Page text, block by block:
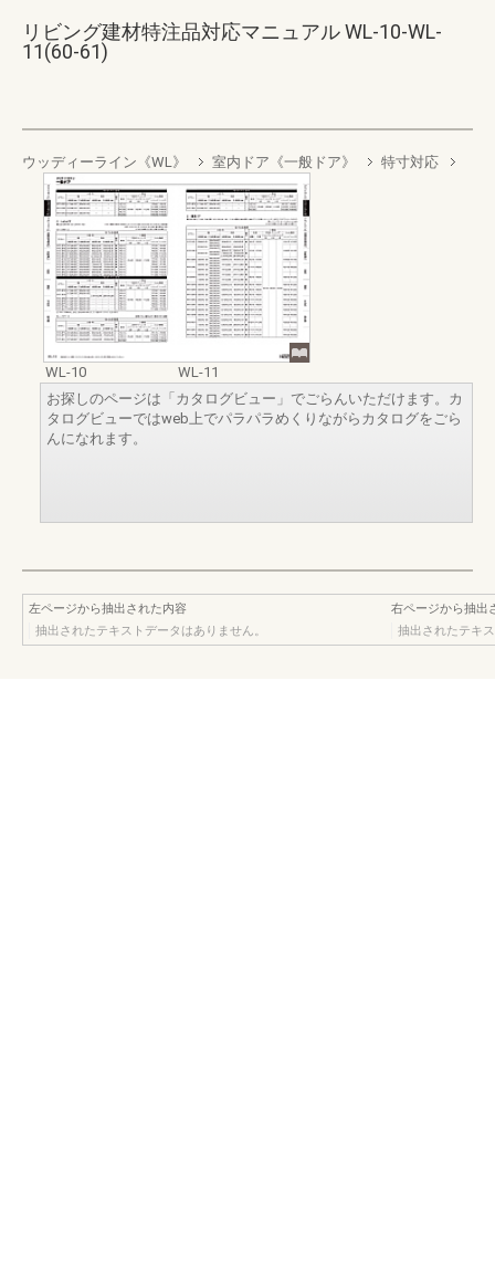
リビング建材特注品対応マニュアル WL-10-WL-
11(60-61)
ウッディーライン《WL》 室内ドア《一般ドア》 特寸対応
WL-10
WL-11
お探しのページは「カタログビュー」でごらんいただけます。カ
タログビューではweb上でパラパラめくりながらカタログをごら
んになれます。
左ページから抽出された内容
抽出されたテキストデータはありません。
右ページから抽出
抽出されたテキ